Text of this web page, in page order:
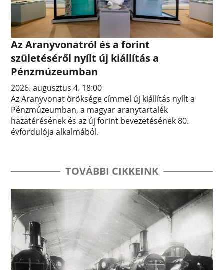
Az Aranyvonatról és a forint
születéséről nyílt új kiállítás a
Pénzmúzeumban
2026. augusztus 4. 18:00
Az Aranyvonat öröksége címmel új kiállítás nyílt a
Pénzmúzeumban, a magyar aranytartalék
hazatérésének és az új forint bevezetésének 80.
évfordulója alkalmából.
TOVÁBBI CIKKEINK